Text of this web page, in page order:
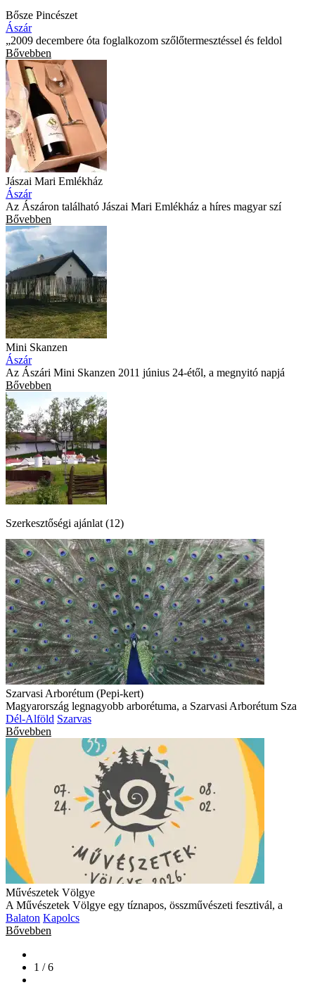
Bősze Pincészet
Ászár
„2009 decembere óta foglalkozom szőlőtermesztéssel és feldol
Bővebben
Jászai Mari Emlékház
Ászár
Az Ászáron található Jászai Mari Emlékház a híres magyar szí
Bővebben
Mini Skanzen
Ászár
Az Ászári Mini Skanzen 2011 június 24-étől, a megnyitó napjá
Bővebben
Szerkesztőségi ajánlat (12)
Szarvasi Arborétum (Pepi-kert)
Magyarország legnagyobb arborétuma, a Szarvasi Arborétum Sza
Dél-Alföld Szarvas
Bővebben
Művészetek Völgye
A Művészetek Völgye egy tíznapos, összművészeti fesztivál, a
Balaton Kapolcs
Bővebben
1 / 6